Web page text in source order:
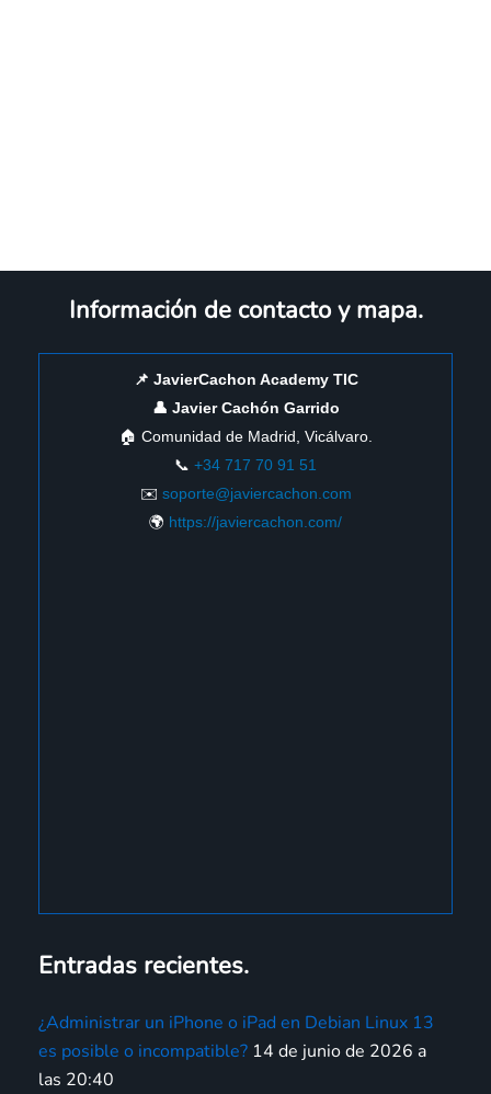
Información de contacto y mapa.
📌 JavierCachon Academy TIC
👤 Javier Cachón Garrido
🏠 Comunidad de Madrid, Vicálvaro.
📞 +34 717 70 91 51
✉️ soporte@javiercachon.com
🌍 https://javiercachon.com/
Entradas recientes.
¿Administrar un iPhone o iPad en Debian Linux 13
es posible o incompatible? 14 de junio de 2026 a
las 20:40